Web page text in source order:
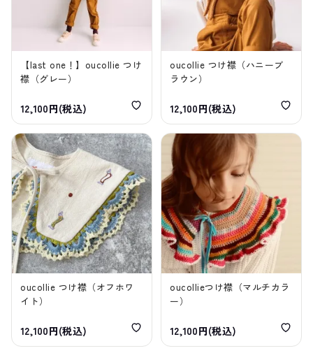
【last one！】oucollie つけ
襟（グレー）
12,100円(税込)
oucollie つけ襟（ハニーブ
ラウン）
12,100円(税込)
oucollie つけ襟（オフホワ
イト）
12,100円(税込)
oucollieつけ襟（マルチカラ
ー）
12,100円(税込)